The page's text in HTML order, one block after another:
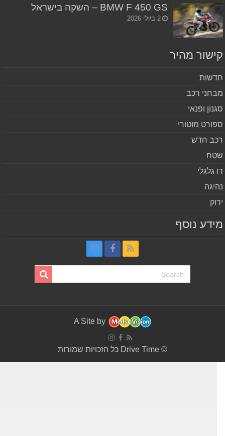
BMW F 450 GS – השקה בישראל
2 ביולי 2026
מהיר
רכב
ופנאי
מוטורי
חדש
גלגלי
נוסף
A Site by